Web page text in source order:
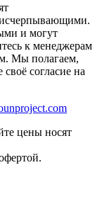
и могут
к менеджерам
Мы полагаем,
согласие на
цены носят